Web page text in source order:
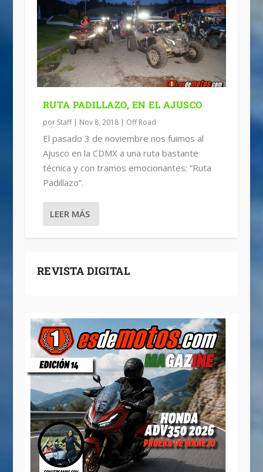
RUTA PADILLAZO, EN EL AJUSCO
por Staff| Nov 8, 2018| Off Road
El pasado 3 de noviembre nos fuimos al
Ajusco en la CDMX a una ruta bastante
técnica y con tramos emocionantes: “Ruta
Padillazo”.
LEER MÁS
REVISTA DIGITAL